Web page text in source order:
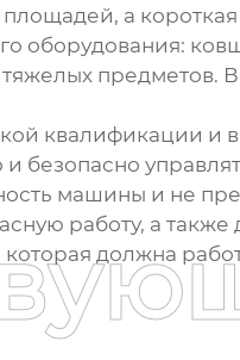
а
оборудования:
предметов.
квалификации
безопасно
машины и не
работу, а
должна